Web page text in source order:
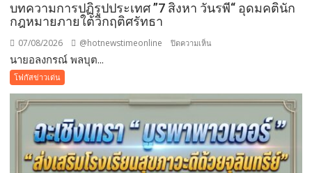
บทความการปฏิรูปประเทศ ”7 สิงหา วันรพี“ อุดมคตินัก
กฎหมายภายใต้วิกฤติศรัทธา
07/08/2026 @hotnewstimeonline ปิดความเห็น
ประเทศ
สิง
หา
วัน
นายอลงกรณ์ พลบุต...
โฟกัสข่าวเด่น